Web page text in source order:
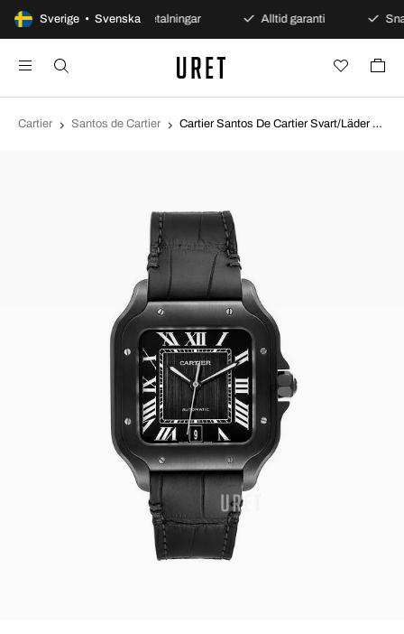
Sverige • Svenska
köp Säkra betalningar Alltid garanti
Cartier Santos de Cartier Cartier Santos De Cartier Svart/Läder WSSA0039